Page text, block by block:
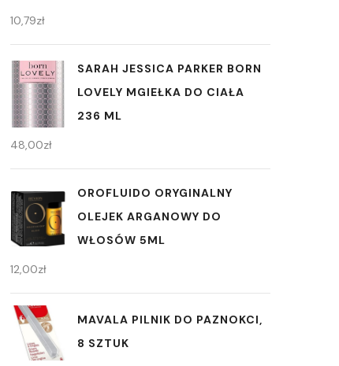
10,79zł
SARAH JESSICA PARKER BORN
LOVELY MGIEŁKA DO CIAŁA
236 ML
48,00zł
OROFLUIDO ORYGINALNY
OLEJEK ARGANOWY DO
WŁOSÓW 5ML
12,00zł
MAVALA PILNIK DO PAZNOKCI,
8 SZTUK